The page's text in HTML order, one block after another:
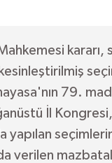
kararı,
79.
İl
yapılan
verilen